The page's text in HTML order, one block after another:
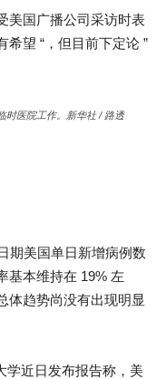
美国广播公司采访时表
希望 “，但目前下定论 ”
时医院工作。新华社 / 路透
期美国单日新增病例数
基本维持在 19% 左
体趋势尚没有出现明显
学近日发布报告称，美